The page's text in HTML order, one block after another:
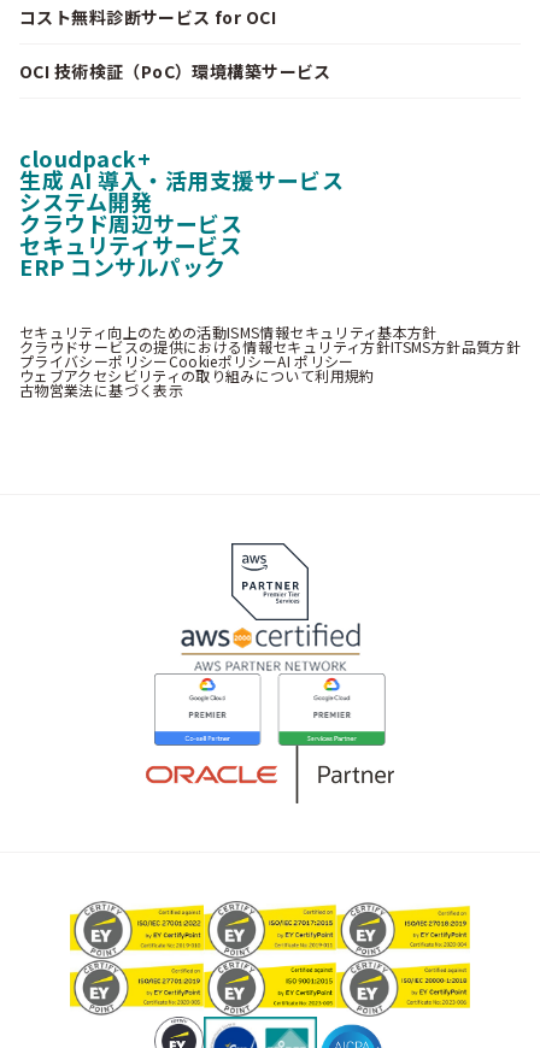
コスト無料診断サービス for OCI
OCI 技術検証（PoC）環境構築サービス
cloudpack+
生成 AI 導入・活用支援サービス
システム開発
クラウド周辺サービス
セキュリティサービス
ERP コンサルパック
セキュリティ向上のための活動ISMS情報セキュリティ基本方針
クラウドサービスの提供における情報セキュリティ方針ITSMS方針品質方針
プライバシーポリシーCookieポリシーAI ポリシー
ウェブアクセシビリティの取り組みについて利用規約
古物営業法に基づく表示